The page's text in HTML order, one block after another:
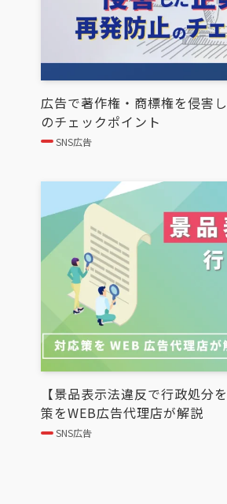
広告で著作権・商標権を侵害
のチェックポイント
SNS広告
【景品表示法違反で行政処分
策をWEB広告代理店が解説
SNS広告